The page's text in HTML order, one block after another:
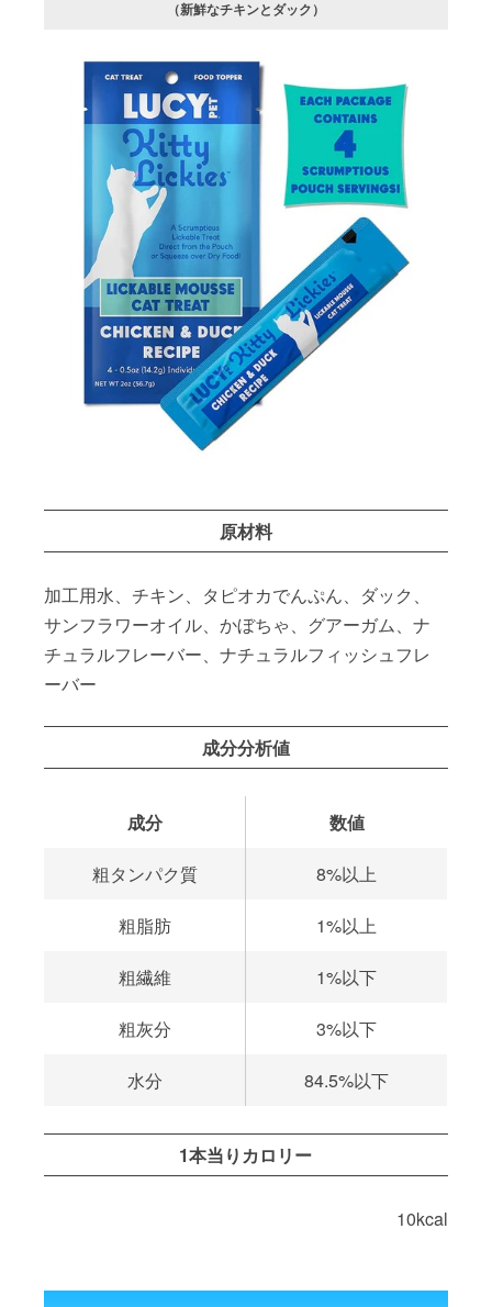
（新鮮なチキンとダック）
原材料
加工用水、チキン、タピオカでんぷん、ダック、
サンフラワーオイル、かぼちゃ、グアーガム、ナ
チュラルフレーバー、ナチュラルフィッシュフレ
ーバー
成分分析値
成分 数値
粗タンパク質 8%以上
粗脂肪 1%以上
粗繊維 1%以下
粗灰分 3%以下
水分 84.5%以下
1本当りカロリー
10kcal